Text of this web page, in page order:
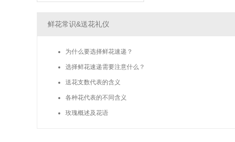
鲜花常识&送花礼仪
为什么要选择鲜花速递？
选择鲜花速递需要注意什么？
送花支数代表的含义
各种花代表的不同含义
玫瑰概述及花语